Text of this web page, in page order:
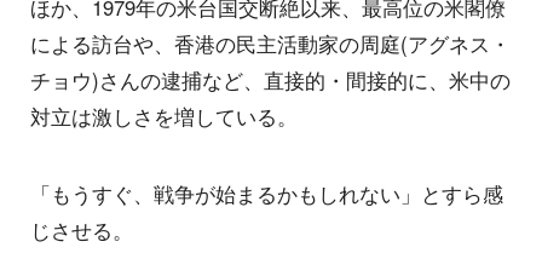
ほか、1979年の米台国交断絶以来、最高位の米閣僚
による訪台や、香港の民主活動家の周庭(アグネス・
チョウ)さんの逮捕など、直接的・間接的に、米中の
対立は激しさを増している。
「もうすぐ、戦争が始まるかもしれない」とすら感
じさせる。